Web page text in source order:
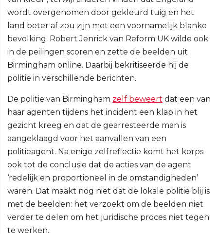
wordt overgenomen door gekleurd tuig en het
land beter af zou zijn met een voornamelijk blanke
bevolking. Robert Jenrick van Reform UK wilde ook
in de peilingen scoren en zette de beelden uit
Birmingham online. Daarbij bekritiseerde hij de
politie in verschillende berichten.
De politie van Birmingham zelf beweert dat een van
haar agenten tijdens het incident een klap in het
gezicht kreeg en dat de gearresteerde man is
aangeklaagd voor het aanvallen van een
politieagent. Na enige zelfreflectie komt het korps
ook tot de conclusie dat de acties van de agent
‘redelijk en proportioneel in de omstandigheden’
waren. Dat maakt nog niet dat de lokale politie blij is
met de beelden: het verzoekt om de beelden niet
verder te delen om het juridische proces niet tegen
te werken.